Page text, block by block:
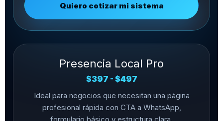
Quiero cotizar mi sistema
Presencia Local Pro
$397 - $497
Ideal para negocios que necesitan una página
profesional rápida con CTA a WhatsApp,